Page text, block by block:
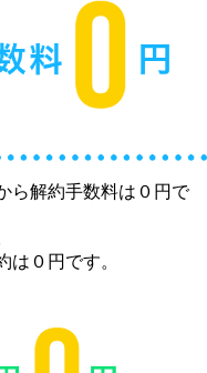
ら解約手数料は０円で
０円です。